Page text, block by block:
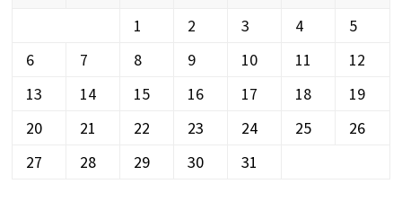
1
2 3 4
5
6
7 8 9 10 11
12
13
14 15 16 17 18
19
20
21 22 23 24 25
26
27
28 29 30 31